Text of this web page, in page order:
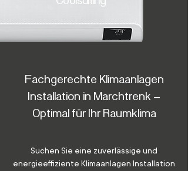
Fachgerechte Klimaanlagen
Installation in Marchtrenk –
Optimal für Ihr Raumklima
Suchen Sie eine zuverlässige und
energieeffiziente Klimaanlagen Installation